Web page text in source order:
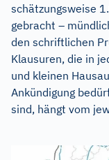
schätzungsweise
gebracht –
den schriftlichen
Klausuren, die in
und kleinen
Ankündigung
sind, hängt vom